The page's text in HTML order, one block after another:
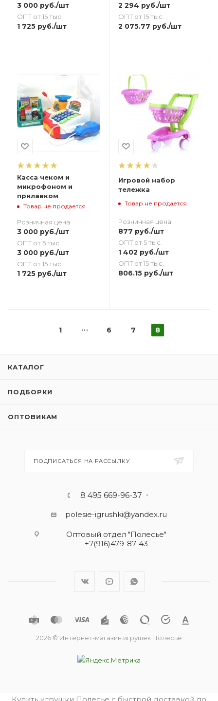
3 000 руб./шт
ОПТ от 15 тыс.
1 725 руб./шт
2 294 руб./шт
ОПТ от 15 тыс.
2 075.77 руб./шт
Касса чеком и
микрофоном и
прилавком
Товар не продается
Розничная цена
3 000 руб./шт
ОПТ от 5 тыс.
3 000 руб./шт
ОПТ от 15 тыс.
1 725 руб./шт
Игровой набор
тележка
Товар не продается
Розничная цена
877 руб./шт
ОПТ от 5 тыс.
1 402 руб./шт
ОПТ от 15 тыс.
806.15руб./шт
1 6 7 8
КАТАЛОГ
ПОДБОРКИ
ОПТОВИКАМ
ПОДПИСАТЬСЯ НА РАССЫЛКУ
8 495 669-96-37
polesie-igrushki@yandex.ru
Оптовый отдел "Полесье"
+7(916)479-87-43
2026 © Интернет-магазин игрушек Полесье